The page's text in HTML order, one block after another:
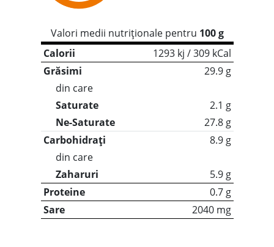
Valori medii nutriționale pentru 100 g
Calorii
1293 kj / 309 kCal
Grăsimi
29.9 g
din care
Saturate
2.1 g
Ne-Saturate
27.8 g
Carbohidrați
8.9 g
din care
Zaharuri
5.9 g
Proteine
0.7 g
Sare
2040 mg